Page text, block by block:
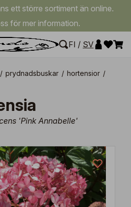
ett större sortiment än online.
för mer information.
FI / SV
/ prydnadsbuskar / hortensior /
'Pink Annabelle'